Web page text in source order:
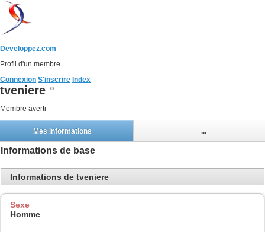
Developpez.com
Profil d'un membre
Connexion S'inscrire Index
tveniere
Membre averti
Mes informations ...
Informations de base
Informations de tveniere
Sexe
Homme